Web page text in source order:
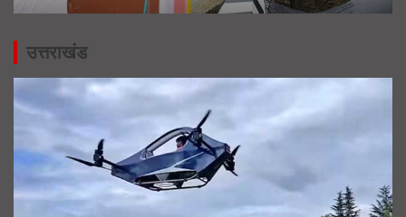
उत्तराखंड